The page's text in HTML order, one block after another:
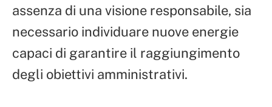
assenza di una visione responsabile, sia
necessario individuare nuove energie
capaci di garantire il raggiungimento
degli obiettivi amministrativi.